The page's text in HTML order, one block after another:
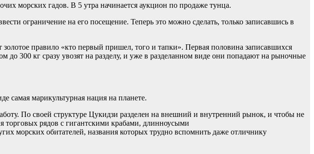
морских гадов. В 5 утра начинается аукцион по продаже тунца.
ограничение на его посещение. Теперь это можно сделать, только записавшись в
золотое правило «кто первый пришел, того и тапки». Первая половина записавшихся
до 300 кг сразу увозят на разделу, и уже в разделанном виде они попадают на рыночные
самая марикультурная нация на планете.
По своей структуре Цукидзи разделен на внешний и внутренний рынок, и чтобы не
торговых рядов с гигантскими крабами, длинноусыми
морских обитателей, названия которых трудно вспомнить даже отличнику